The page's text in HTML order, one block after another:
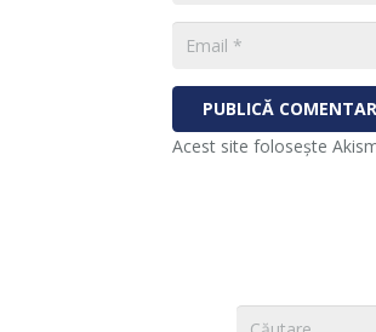
PUBLICĂ
Acest site folosește
Caută